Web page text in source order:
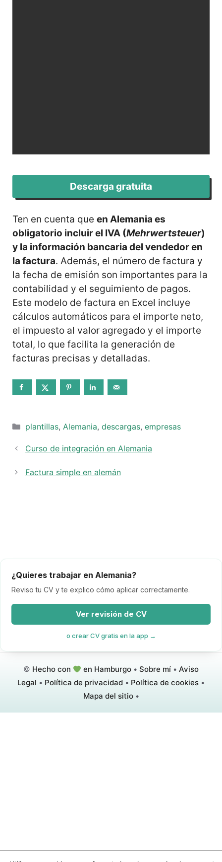
Descarga gratuita
Ten en cuenta que en Alemania es
obligatorio incluir el IVA (Mehrwertsteuer)
y la información bancaria del vendedor en
la factura. Además, el número de factura y
la fecha de emisión son importantes para la
contabilidad y el seguimiento de pagos.
Este modelo de factura en Excel incluye
cálculos automáticos para el importe neto,
el impuesto al valor agregado y el importe
total, lo que facilita la generación de
facturas precisas y detalladas.
Categorías
plantillas, Alemania, descargas, empresas
Curso de integración en Alemania
Factura simple en alemán
¿Quieres trabajar en Alemania?
Reviso tu CV y te explico cómo aplicar correctamente.
Ver revisión de CV
o crear CV gratis en la app →
© Hecho con en Hamburgo •Sobre mí •Aviso
Legal • Política de privacidad • Política de cookies •
Mapa del sitio•